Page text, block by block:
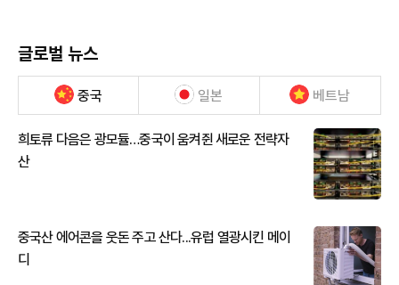
글로벌 뉴스
중국 일본 베트남
희토류 다음은 광모듈…중국이 움켜쥔 새로운 전략자
산
중국산 에어콘을 웃돈 주고 산다...유럽 열광시킨 메이
디